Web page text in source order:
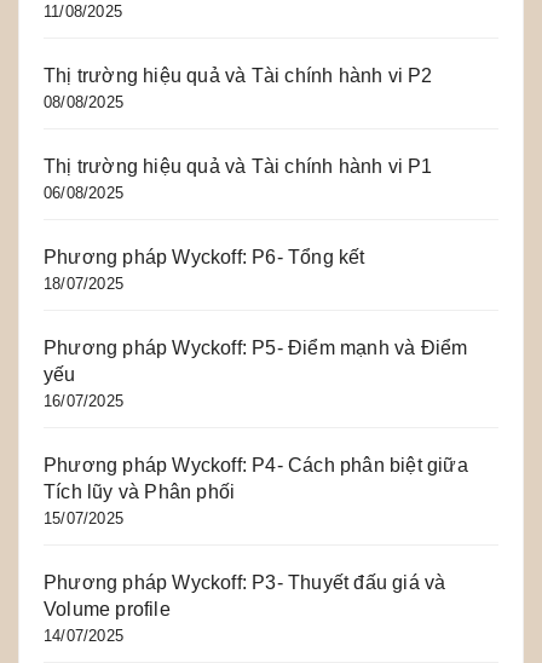
11/08/2025
Thị trường hiệu quả và Tài chính hành vi P2
08/08/2025
Thị trường hiệu quả và Tài chính hành vi P1
06/08/2025
Phương pháp Wyckoff: P6- Tổng kết
18/07/2025
Phương pháp Wyckoff: P5- Điểm mạnh và Điểm
yếu
16/07/2025
Phương pháp Wyckoff: P4- Cách phân biệt giữa
Tích lũy và Phân phối
15/07/2025
Phương pháp Wyckoff: P3- Thuyết đấu giá và
Volume profile
14/07/2025